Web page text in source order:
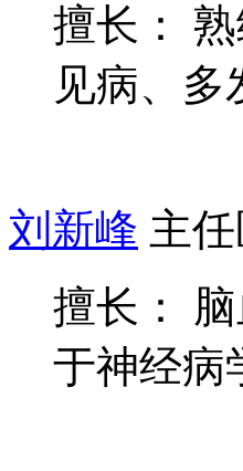
擅长：
见病、多
刘新峰 主
擅长：
于神经病